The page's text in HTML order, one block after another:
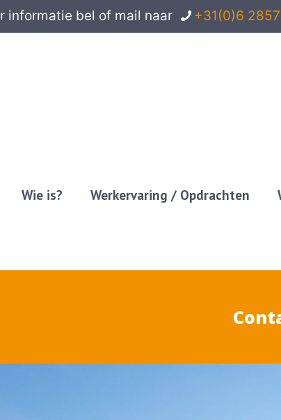
informatie bel of mail naar +31(0)6
Wie is? Werkervaring / Opdrachten